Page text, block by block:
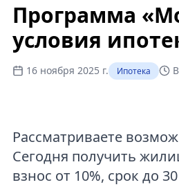
Программа
условия
16 ноября 2025 г. Ипотека
Рассматриваете
Сегодня получить
взнос от 10%, срок до